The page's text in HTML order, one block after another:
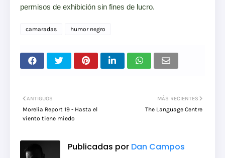
permisos de exhibición sin fines de lucro.
camaradas humor negro
MÁS RECIENTES
The Language Centre
ANTIGUOS
Morelia Report 19 - Hasta el
viento tiene miedo
Publicadas por Dan Campos